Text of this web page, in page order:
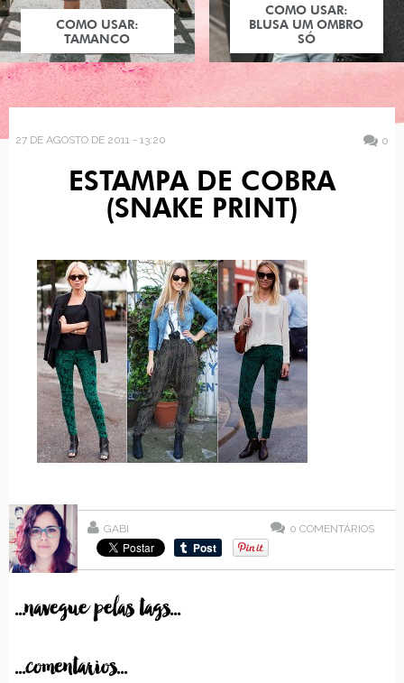
COMO USAR:
TAMANCO
COMO USAR:
BLUSA UM OMBRO
SÓ
27 DE AGOSTO DE 2011 - 13:20 0
ESTAMPA DE COBRA
(SNAKE PRINT)
GABI 0 COMENTÁRIOS
...navegue pelas tags...
...comentarios...